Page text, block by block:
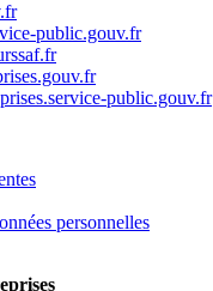
public.gouv.fr
public.gouv.fr
personnelles